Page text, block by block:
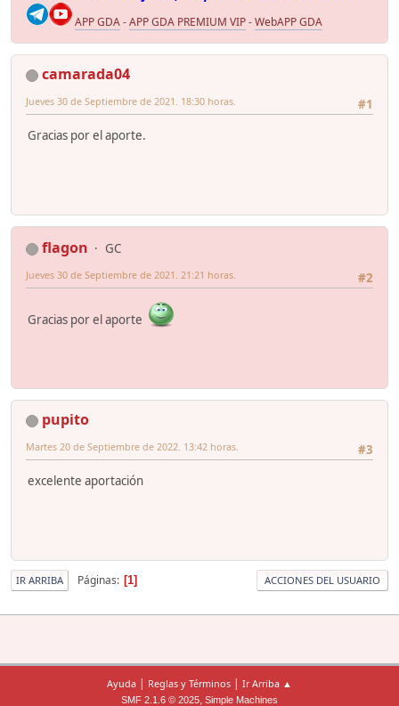
APP GDA-APP GDA PREMIUM VIP-WebAPP GDA
camarada04
#1
Jueves 30 de Septiembre de 2021. 18:30 horas.
Gracias por el aporte.
flagon
GC
#2
Jueves 30 de Septiembre de 2021. 21:21 horas.
Gracias por el aporte
pupito
#3
Martes 20 de Septiembre de 2022. 13:42 horas.
excelente aportación
IR ARRIBA Páginas 1 ACCIONES DEL USUARIO
Ayuda | Reglas y Términos | Ir Arriba ▲
SMF 2.1.6 © 2025, Simple Machines